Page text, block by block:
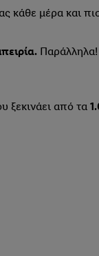
μέρα και
Παράλληλα!
ξεκινάει από τα